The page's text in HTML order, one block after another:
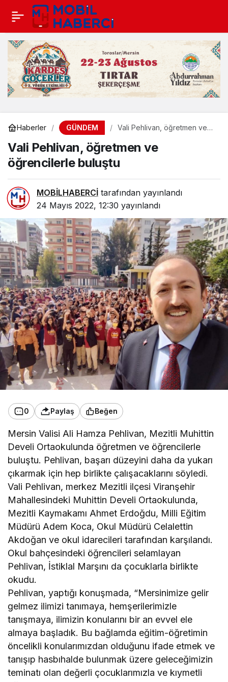
Haberler GÜNDEM
Vali Pehlivan, öğretmen ve
Vali Pehlivan, öğretmen ve
öğrencilerle buluştu
MOBİLHABERCİ tarafından yayınlandı
24 Mayıs 2022, 12:30 yayınlandı
0 Paylaş Beğen
Mersin Valisi Ali Hamza Pehlivan, Mezitli Muhittin
Develi Ortaokulunda öğretmen ve öğrencilerle
buluştu. Pehlivan, başarı düzeyini daha da yukarı
çıkarmak için hep birlikte çalışacaklarını söyledi.
Vali Pehlivan, merkez Mezitli ilçesi Viranşehir
Mahallesindeki Muhittin Develi Ortaokulunda,
Mezitli Kaymakamı Ahmet Erdoğdu, Milli Eğitim
Müdürü Adem Koca, Okul Müdürü Celalettin
Akdoğan ve okul idarecileri tarafından karşılandı.
Okul bahçesindeki öğrencileri selamlayan
Pehlivan, İstiklal Marşını da çocuklarla birlikte
okudu.
Pehlivan, yaptığı konuşmada, “Mersinimize gelir
gelmez ilimizi tanımaya, hemşerilerimizle
tanışmaya, ilimizin konularını bir an evvel ele
almaya başladık. Bu bağlamda eğitim-öğretimin
öncelikli konularımızdan olduğunu ifade etmek ve
tanışıp hasbıhalde bulunmak üzere geleceğimizin
teminatı olan değerli çocuklarımızla ve kıymetli